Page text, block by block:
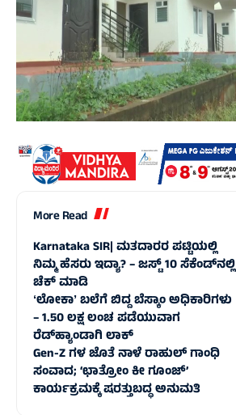
More Read
Karnataka SIR| ಮತದಾರರ ಪಟ್ಟಿಯಲ್ಲಿ
ನಿಮ್ಮ ಹೆಸರು ಇದ್ಯಾ? – ಜಸ್ಟ್‌ 10 ಸೆಕೆಂಡ್‌ನಲ್ಲಿ
ಚೆಕ್‌ ಮಾಡಿ
ʻಲೋಕಾʼ ಬಲೆಗೆ ಬಿದ್ದ ಬೆಸ್ಕಾಂ ಅಧಿಕಾರಿಗಳು
– 1.50 ಲಕ್ಷ ಲಂಚ ಪಡೆಯುವಾಗ
ರೆಡ್‌ಹ್ಯಾಂಡಾಗಿ ಲಾಕ್
Gen-Z ಗಳ ಜೊತೆ ನಾಳೆ ರಾಹುಲ್‌ ಗಾಂಧಿ
ಸಂವಾದ; ‘ಛಾತ್ರೋಂ ಕೀ ಗೂಂಜ್’
ಕಾರ್ಯಕ್ರಮಕ್ಕೆ ಷರತ್ತುಬದ್ಧ ಅನುಮತಿ